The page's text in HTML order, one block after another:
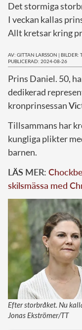
Det stormiga
I veckan kallas
Allt kretsar kring
AV: GITTAN LARSSON | BILDER:
PUBLICERAD: 2024-08-26
Prins Daniel. 50,
dedikerad
kronprinsessan
Tillsammans har
kungliga plikter
barnen.
LÄS MER:
skilsmässa med
Efter storbråket. Nu
Jonas Ekströmer/TT